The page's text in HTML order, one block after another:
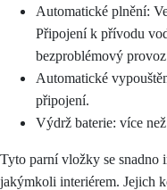
Automatické plnění:
Připojení k přívodu
bezproblémový
Automatické
připojení.
Výdrž baterie: více
Tyto parní vložky se snadno
jakýmkoli interiérem. Jejich